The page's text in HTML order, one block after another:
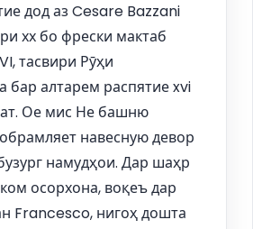
дод аз Cesare Bazzani
хх бо фрески мактаб
тасвири Рӯҳи
бар алтарем распятие xvi
Ое мис Не башню
навесную девор
намудҳои. Дар шаҳр
осорхона, воқеъ дар
Francesco, нигоҳ дошта